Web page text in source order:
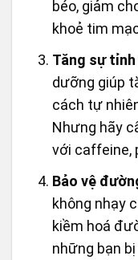
béo, giảm
khoẻ tim
Tăng sự
dưỡng giúp
cách tự
Nhưng hãy
với caffeine,
Bảo vệ
không nhạy
kiềm hoá
những bạn